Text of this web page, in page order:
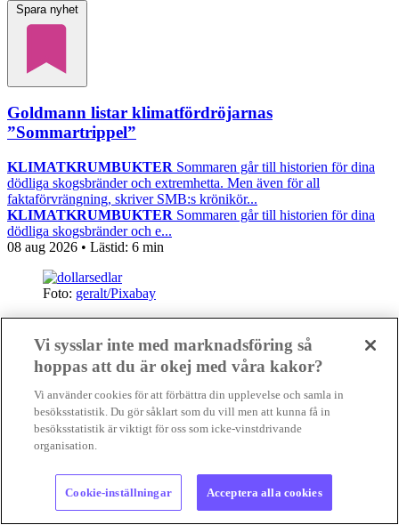
Spara nyhet
Goldmann listar klimatfördröjarnas
”Sommartrippel”
KLIMATKRUMBUKTER Sommaren går till historien för dina
dödliga skogsbränder och extremhetta. Men även för all
faktaförvrängning, skriver SMB:s krönikör...
KLIMATKRUMBUKTER Sommaren går till historien för dina
dödliga skogsbränder och e...
08 aug 2026 • Lästid: 6 min
Foto: geralt/Pixabay
Nyheter
GillaVi sysslar inte med marknadsföring så
hoppas att du är okej med våra kakor?
Vi använder cookies för att förbättra din upplevelse och samla in
besöksstatistik. Du gör såklart som du vill men att kunna få in
besöksstatistik är viktigt för oss som icke-vinstdrivande
organisation.
Cookie-inställningar Acceptera alla cookies